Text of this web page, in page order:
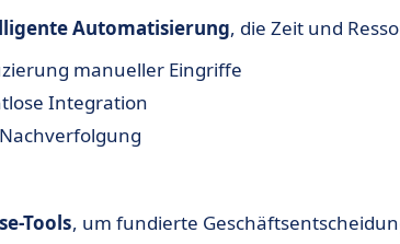
Automatisierung, die Zeit und
manueller Eingriffe
Integration
Tools, um fundierte